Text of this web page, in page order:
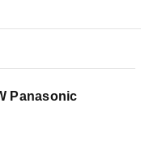
Panasonic